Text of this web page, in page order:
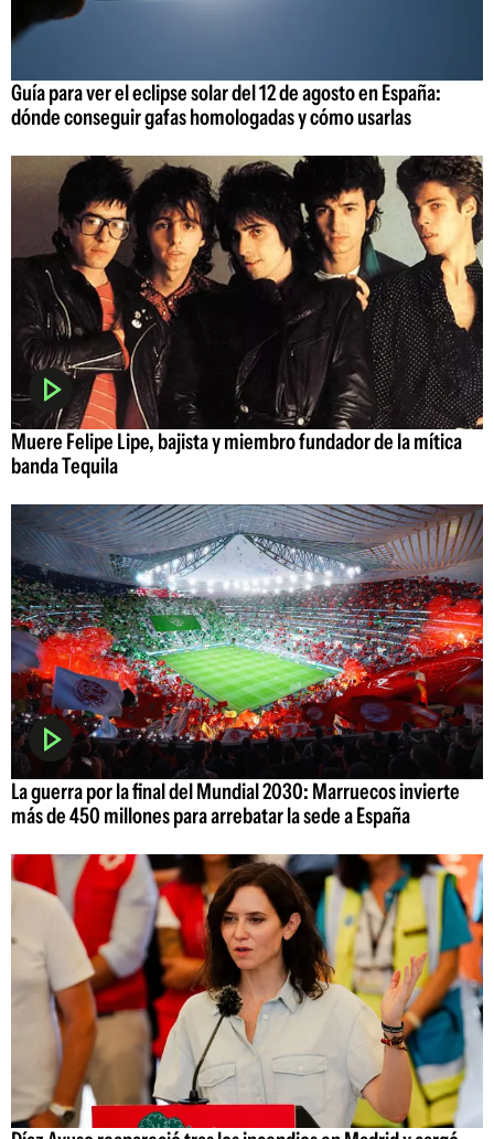
Guía para ver el eclipse solar del 12 de agosto en España:
dónde conseguir gafas homologadas y cómo usarlas
Muere Felipe Lipe, bajista y miembro fundador de la mítica
banda Tequila
La guerra por la final del Mundial 2030: Marruecos invierte
más de 450 millones para arrebatar la sede a España